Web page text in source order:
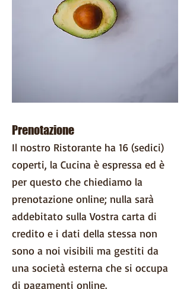
Prenotazione
Il nostro Ristorante ha 16 (sedici)
coperti, la Cucina è espressa ed è
per questo che chiediamo la
prenotazione online; nulla sarà
addebitato sulla Vostra carta di
credito e i dati della stessa non
sono a noi visibili ma gestiti da
una società esterna che si occupa
di pagamenti online.